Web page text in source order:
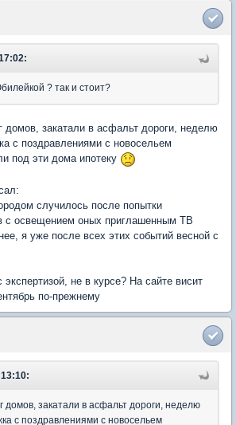
? так и стоит?
домов, закатали в асфальт дороги, неделю
с поздравлениями с новосельем
под эти дома ипотеку
случилось после попытки
с освещением оных приглашенным ТВ
я уже после всех этих событий весной с
не в курсе? На сайте висит
по-прежнему
домов, закатали в асфальт дороги, неделю
с поздравлениями с новосельем